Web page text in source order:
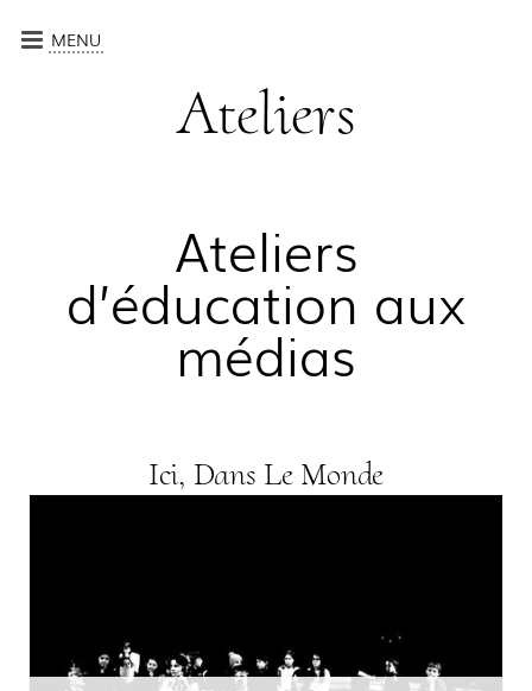
MENU
Ateliers
Ateliers
d’éducation aux
médias
Ici, Dans Le Monde